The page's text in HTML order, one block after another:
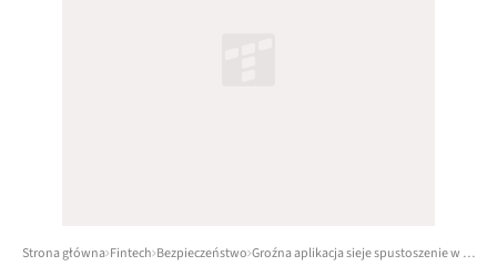
Strona główna Fintech Bezpieczeństwo Groźna aplikacja sieje spustoszenie w PKO BP. Może ogołocić konto